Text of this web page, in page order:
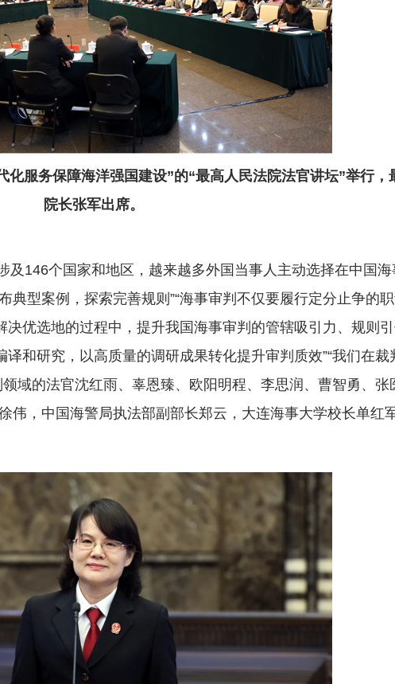
服务保障海洋强国建设”的“最高人民法院法官讲坛”举行，
院长张军出席。
146个国家和地区，越来越多外国当事人主动选择在中国海
型案例，探索完善规则”“海事审判不仅要履行定分止争的
决优选地的过程中，提升我国海事审判的管辖吸引力、规则
和研究，以高质量的调研成果转化提升审判质效”“我们在
域的法官沈红雨、辜恩臻、欧阳明程、李思润、曹智勇、张
，中国海警局执法部副部长郑云，大连海事大学校长单红